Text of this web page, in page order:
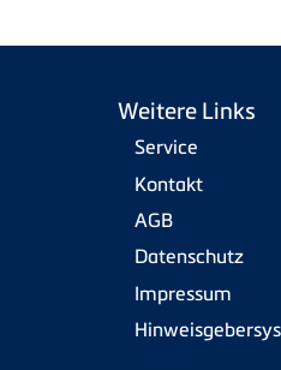
Weitere Links
Service
Kontakt
AGB
Datenschutz
Impressum